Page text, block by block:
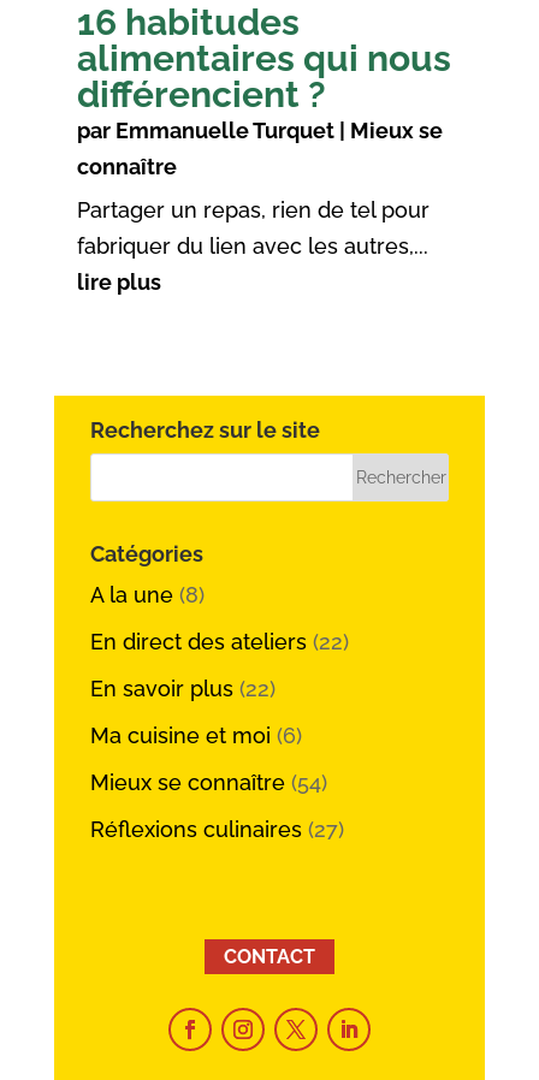
16 habitudes
alimentaires qui nous
différencient ?
par Emmanuelle Turquet| Mieux se
connaître
Partager un repas, rien de tel pour
fabriquer du lien avec les autres,...
lire plus
Recherchez sur le site
Catégories
A la une(8)
En direct des ateliers(22)
En savoir plus(22)
Ma cuisine et moi (6)
Mieux se connaître(54)
Réflexions culinaires(27)
CONTACT